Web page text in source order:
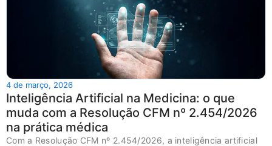
4 de março, 2026
Inteligência Artificial na Medicina: o que
muda com a Resolução CFM nº 2.454/2026
na prática médica
Com a Resolução CFM nº 2.454/2026, a inteligência artificial